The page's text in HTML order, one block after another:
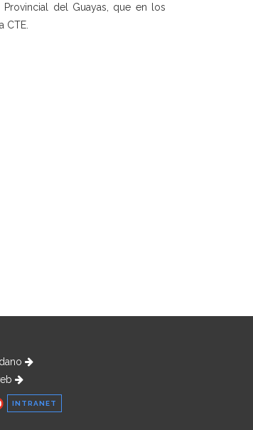
del Guayas, que en los
CTE.
INTRANET